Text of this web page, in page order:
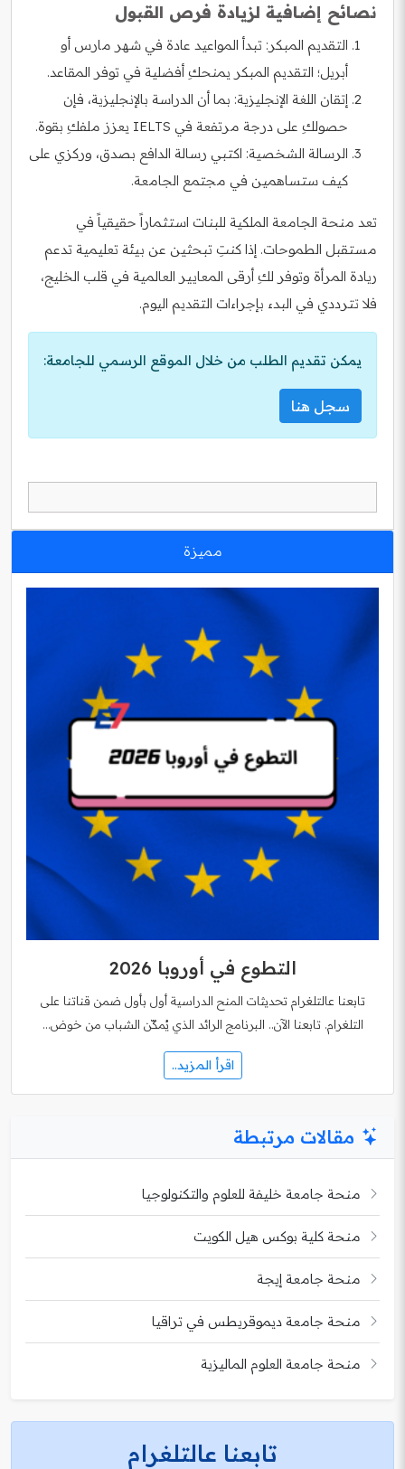
نصائح إضافية لزيادة فرص القبول
التقديم المبكر: تبدأ المواعيد عادة في شهر مارس أو
أبريل؛ التقديم المبكر يمنحكِ أفضلية في توفر المقاعد.
إتقان اللغة الإنجليزية: بما أن الدراسة بالإنجليزية، فإن
حصولكِ على درجة مرتفعة في IELTS يعزز ملفكِ بقوة.
الرسالة الشخصية: اكتبي رسالة الدافع بصدق، وركزي على
كيف ستساهمين في مجتمع الجامعة.
تعد منحة الجامعة الملكية للبنات استثماراً حقيقياً في
مستقبل الطموحات. إذا كنتِ تبحثين عن بيئة تعليمية تدعم
ريادة المرأة وتوفر لكِ أرقى المعايير العالمية في قلب الخليج،
فلا تترددي في البدء بإجراءات التقديم اليوم.
يمكن تقديم الطلب من خلال الموقع الرسمي للجامعة:
سجل هنا
مميزة
التطوع في أوروبا 2026
تابعنا عالتلغرام تحديثات المنح الدراسية أول بأول ضمن قناتنا على
التلغرام. تابعنا الآن.. البرنامج الرائد الذي يُمكّن الشباب من خوض…
اقرأ المزيد..
مقالات مرتبطة
منحة جامعة خليفة للعلوم والتكنولوجيا
منحة كلية بوكس هيل الكويت
منحة جامعة إيجة
منحة جامعة ديموقريطس في تراقيا
منحة جامعة العلوم الماليزية
تابعنا عالتلغرام